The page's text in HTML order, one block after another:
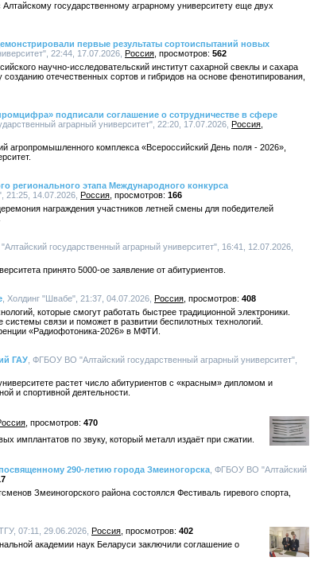
государственному аграрному университету еще двух
первые результаты сортоиспытаний новых
22:44, 17.07.2026, Россия
562
научно-исследовательский институт сахарной свеклы и сахара
отечественных сортов и гибридов на основе фенотипирования,
подписали соглашение о сотрудничестве в сфере
аграрный университет", 22:20, 17.07.2026, Россия
агропромышленного комплекса «Всероссийский День поля - 2026»,
регионального этапа Международного конкурса
21:25, 14.07.2026, Россия
166
награждения участников летней смены для победителей
государственный аграрный университет", 16:41, 12.07.2026,
принято 5000-ое заявление от абитуриентов.
, Холдинг "Швабе", 21:37, 04.07.2026, Россия
408
которые смогут работать быстрее традиционной электроники.
связи и поможет в развитии беспилотных технологий.
«Радиофотоника-2026» в МФТИ.
ГАУ , ФГБОУ ВО "Алтайский государственный аграрный университет",
растет число абитуриентов с «красным» дипломом и
и спортивной деятельности.
470
имплантатов по звуку, который металл издаёт при сжатии.
290-летию города Змеиногорска , ФГБОУ ВО "Алтайский
Змеиногорского района состоялся Фестиваль гиревого спорта,
ТГУ, 07:11, 29.06.2026, Россия
402
академии наук Беларуси заключили соглашение о